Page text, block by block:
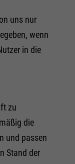
uns nur
wenn
in die
zu
die
und passen
Stand der